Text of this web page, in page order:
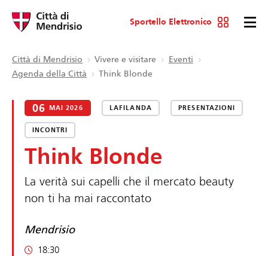
Sportello Elettronico
Città di Mendrisio Vivere e visitare
Eventi
Agenda della Città
Think Blonde
06 MAI 2026 LAFILANDA PRESENTAZIONI
INCONTRI
Think Blonde
La verità sui capelli che il mercato beauty
non ti ha mai raccontato
Mendrisio
18:30